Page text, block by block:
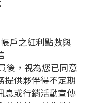
戶之紅利點數與
後，視為您已同意
提供夥伴得不定期
息或行銷活動宣傳